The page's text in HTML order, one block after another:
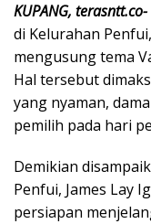
KUPANG, terasntt.co-
di Kelurahan
mengusung tema
Hal tersebut
yang nyaman,
pemilih pada hari
Demikian
Penfui, James Lay
persiapan